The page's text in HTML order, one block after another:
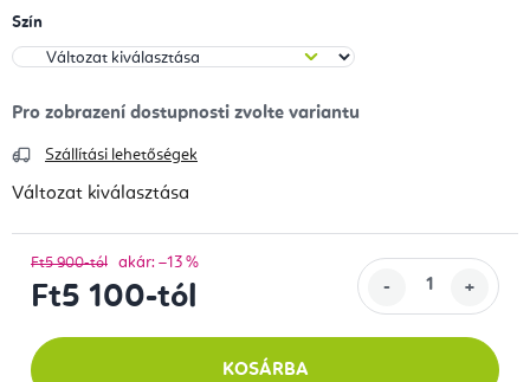
Szín
Szállítási lehetőségek
Változat kiválasztása
Ft5 900-tól akár: –13 %
Ft5 100-tól
KOSÁRBA